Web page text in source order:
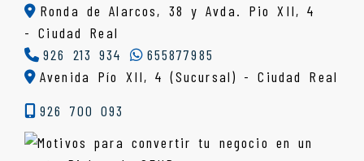
Ronda de Alarcos, 38 y Avda. Pio XII, 4
-Ciudad Real
926 213 934
655877985
Avenida Pío XII, 4 (Sucursal) - Ciudad Real
926 700 093